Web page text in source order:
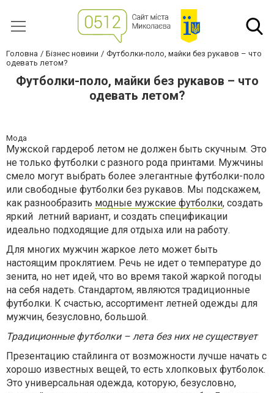
Головна Бізнес новини
Футболки-поло, майки без рукавов – что
одевать летом?
Футболки-поло, майки без рукавов – что
одевать летом?
Мода
Мужской гардероб летом не должен быть скучным. Это
не только футболки с разного рода принтами. Мужчины
смело могут выбрать более элегантные футболки-поло
или свободные футболки без рукавов. Мы подскажем,
как разнообразить модные мужские футболки, создать
яркий летний вариант, и создать спецификации
идеально подходящие для отдыха или на работу.
Для многих мужчин жаркое лето может быть
настоящим проклятием. Речь не идет о температуре до
зенита, но нет идей, что во время такой жаркой погоды
на себя надеть. Стандартом, являются традиционные
футболки. К счастью, ассортимент летней одежды для
мужчин, безусловно, большой.
Традиционные футболки – лета без них не существует
Презентацию стайлинга от возможности лучше начать с
хорошо известных вещей, то есть хлопковых футболок.
Это универсальная одежда, которую, безусловно,